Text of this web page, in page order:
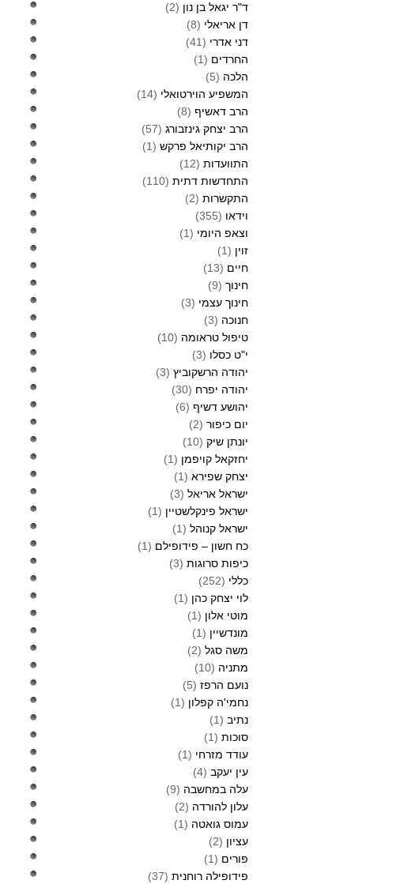
ד"ר יגאל בן נון (2)
דן אריאלי (8)
דני אדרי (41)
החרדים (1)
הלכה (5)
המשפיע הוירטואלי (14)
הרב דאשיף (8)
הרב יצחק גינזבורג (57)
הרב יקותיאל פרקש (1)
התוועדות (12)
התחדשות דתית (110)
התקשרות (2)
וידאו (355)
וצאפ היומי (1)
זוין (1)
חיים (13)
חינוך (9)
חינוך עצמי (3)
חנוכה (3)
טיפול טראומה (10)
י"ט כסלו (3)
יהודה הרשקוביץ (3)
יהודה יפרח (30)
יהושע דשיף (6)
יום כיפור (2)
יונתן שיק (10)
יחזקאל קויפמן (1)
יצחק שפירא (1)
ישראל אריאל (3)
ישראל פינקלשטיין (1)
ישראל קנוהל (1)
כח חשון – פידופילם (1)
כיפות סרוגות (3)
כללי (252)
לוי יצחק כהן (1)
מוטי אלון (1)
מונדשיין (1)
משה סגל (2)
מתניה (10)
נועם הרפז (5)
נחמי'ה קפלון (1)
נתיב (1)
סוכות (1)
עודד מזרחי (1)
עין יעקב (4)
עלה במחשבה (9)
עלון להורדה (2)
עמוס גואטה (1)
עציון (2)
פורים (1)
פידופילה רוחנית (37)